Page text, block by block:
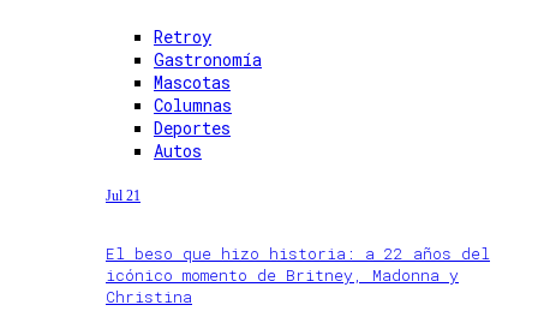
Retroy
Gastronomía
Mascotas
Columnas
Deportes
Autos
Jul 21
El beso que hizo historia: a 22 años del
icónico momento de Britney, Madonna y
Christina